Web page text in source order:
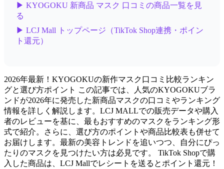
▶ KYOGOKU 新商品 マスク 口コミの商品一覧を見
る
▶ LCJ Mall トップページ（TikTok Shop連携・ポイン
ト還元）
2026年最新！KYOGOKUの新作マスク口コミ比較ランキン
グと選び方ポイント この記事では、人気のKYOGOKUブラ
ンドが2026年に発売した新商品マスクの口コミやランキング
情報を詳しく解説します。LCJ MALLでの販売データや購入
者のレビューを基に、最もおすすめのマスクをランキング形
式で紹介。さらに、選び方のポイントや商品比較表も併せて
お届けします。最新の美容トレンドを追いつつ、自分にぴっ
たりのマスクを見つけたい方は必見です。 TikTok Shopで購
入した商品は、LCJ Mallでレシートを送るとポイント還元！